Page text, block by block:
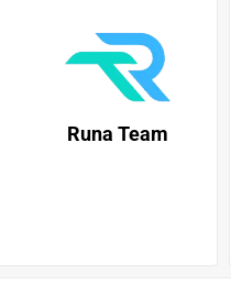
Runa Team